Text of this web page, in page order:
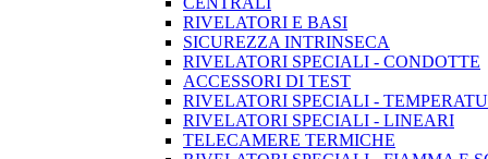
RIVELATORI E BASI
SICUREZZA INTRINSECA
RIVELATORI SPECIALI - CONDOTTE
ACCESSORI DI TEST
RIVELATORI SPECIALI -
RIVELATORI SPECIALI - LINEARI
TELECAMERE TERMICHE